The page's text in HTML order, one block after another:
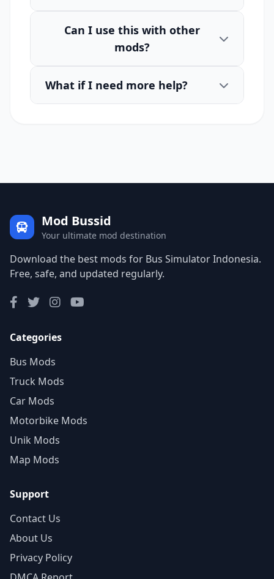
Can I use this with other
mods?
What if I need more help?
Mod Bussid
Your ultimate mod destination
Download the best mods for Bus Simulator Indonesia.
Free, safe, and updated regularly.
Categories
Bus Mods
Truck Mods
Car Mods
Motorbike Mods
Unik Mods
Map Mods
Support
Contact Us
About Us
Privacy Policy